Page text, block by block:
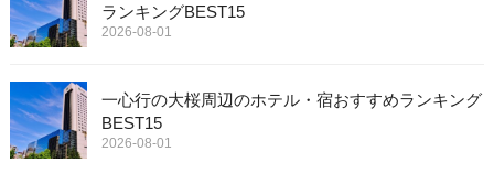
ランキングBEST15
2026-08-01
一心行の大桜周辺のホテル・宿おすすめランキング
BEST15
2026-08-01